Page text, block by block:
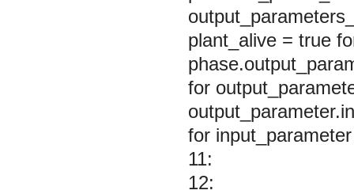
plant_alive = true
for
for
11:
12: